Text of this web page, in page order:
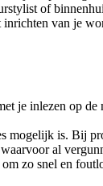
of
inrichten van je
je inlezen op
mogelijk is. Bij
al
om zo snel en